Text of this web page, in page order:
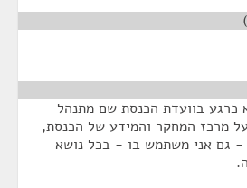
כרגע בוועדת הכנסת שם מתנהל
מרכז המחקר והמידע של הכנסת,
- גם אני משתמש בו - בכל נושא